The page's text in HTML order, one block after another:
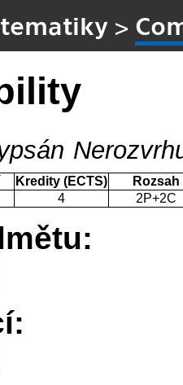
>
Kredity (ECTS)
Rozsah
4 2P+2C